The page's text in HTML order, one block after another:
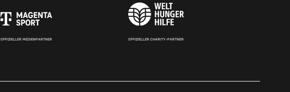
OFFIZIELLER MEDIENPARTNER OFFIZIELLER CHARITY-PARTNER